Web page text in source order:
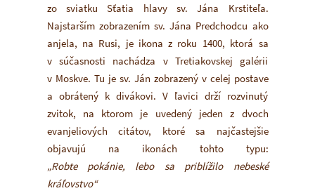
zo sviatku Sťatia hlavy sv. Jána Krstiteľa.
Najstarším zobrazením sv. Jána Predchodcu ako
anjela, na Rusi, je ikona z roku 1400, ktorá sa
v súčasnosti nachádza v Tretiakovskej galérii
v Moskve. Tu je sv. Ján zobrazený v celej postave
a obrátený k divákovi. V ľavici drží rozvinutý
zvitok, na ktorom je uvedený jeden z dvoch
evanjeliových citátov, ktoré sa najčastejšie
objavujú na ikonách tohto typu:
„Robte pokánie, lebo sa priblížilo nebeské
kráľovstvo“